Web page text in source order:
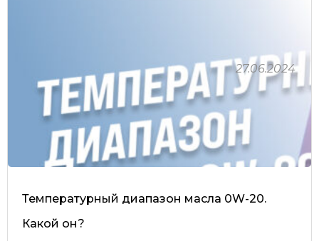
Температурный диапазон масла 0W-20.
Какой он?
27.06.2024